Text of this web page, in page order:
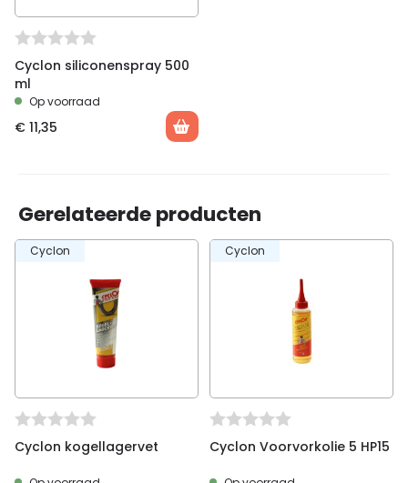
Cyclon siliconenspray 500
ml
Op voorraad
€ 11,35
Gerelateerde producten
Cyclon
Cyclon kogellagervet
Cyclon
Cyclon Voorvorkolie 5 HP15